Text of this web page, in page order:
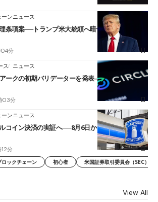
ンニュース
条項案──トランプ米大統領へ暗号資産事業の売却
分
ス ニュース
ークの初期バリデーターを発表――ブラックロッ
03分
ンニュース
コイン決済の実証へ──8月6日からJPYCやUSDC対
分
ロックチェーン 初心者 米国証券取引委員会（SEC）
View All